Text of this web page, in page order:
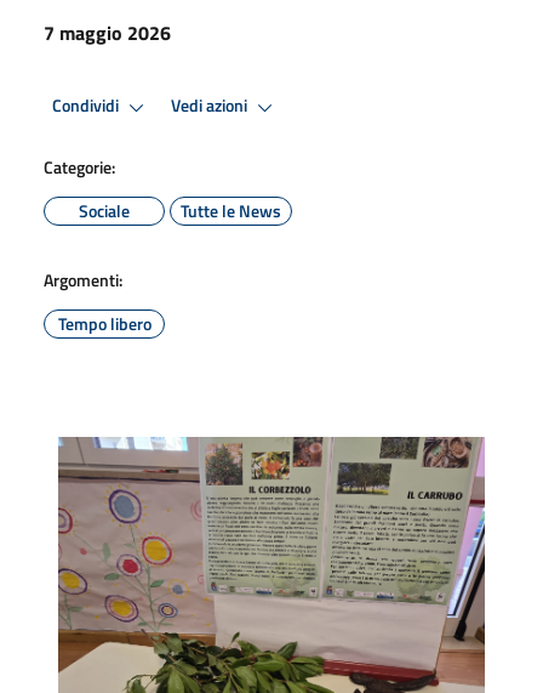
7 maggio 2026
Condividi Vedi azioni
Categorie:
Sociale
Tutte le News
Argomenti:
Tempo libero